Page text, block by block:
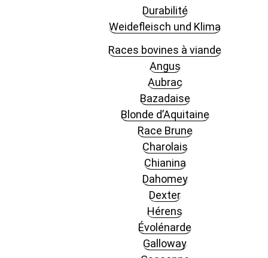
Durabilité
Weidefleisch und Klima
Races bovines à viande
Angus
Aubrac
Bazadaise
Blonde d’Aquitaine
Race Brune
Charolais
Chianina
Dahomey
Dexter
Hérens
Évolénarde
Galloway